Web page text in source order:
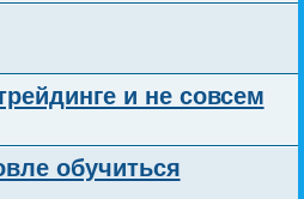
и не совсем
обучиться